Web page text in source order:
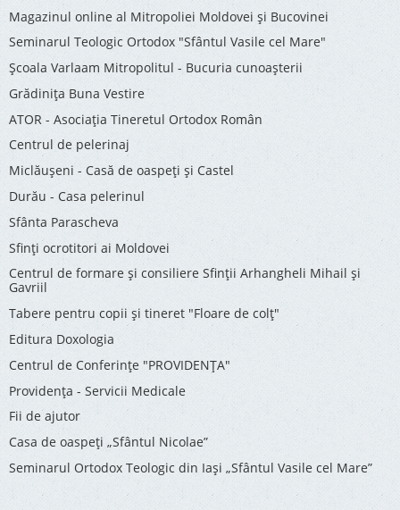
Magazinul online al Mitropoliei Moldovei și Bucovinei
Seminarul Teologic Ortodox "Sfântul Vasile cel Mare"
Şcoala Varlaam Mitropolitul - Bucuria cunoaşterii
Grădinița Buna Vestire
ATOR - Asociaţia Tineretul Ortodox Român
Centrul de pelerinaj
Miclăușeni - Casă de oaspeţi şi Castel
Durău - Casa pelerinul
Sfânta Parascheva
Sfinți ocrotitori ai Moldovei
Centrul de formare și consiliere Sfinții Arhangheli Mihail și
Gavriil
Tabere pentru copii şi tineret "Floare de colţ"
Editura Doxologia
Centrul de Conferinţe "PROVIDENŢA"
Providenţa - Servicii Medicale
Fii de ajutor
Casa de oaspeți „Sfântul Nicolae”
Seminarul Ortodox Teologic din Iași „Sfântul Vasile cel Mare”